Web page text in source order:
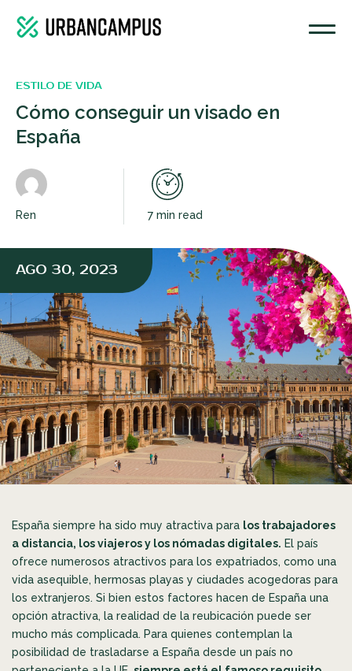
AGO 30, 2023
ESTILO DE VIDA
Cómo conseguir un visado en
España
Ren 7 min read
España siempre ha sido muy atractiva para los trabajadores
a distancia, los viajeros y los nómadas digitales. El país
ofrece numerosos atractivos para los expatriados, como una
vida asequible, hermosas playas y ciudades acogedoras para
los extranjeros. Si bien estos factores hacen de España una
opción atractiva, la realidad de la reubicación puede ser
mucho más complicada. Para quienes contemplan la
posibilidad de trasladarse a España desde un país no